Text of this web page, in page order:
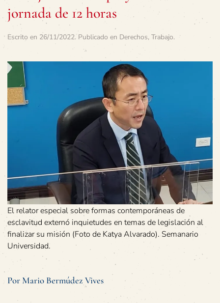
jornada de 12 horas
Escrito en 26/11/2022. Publicado en Derechos, Trabajo.
El relator especial sobre formas contemporáneas de
esclavitud externó inquietudes en temas de legislación al
finalizar su misión (Foto de Katya Alvarado). Semanario
Universidad.
Por Mario Bermúdez Vives